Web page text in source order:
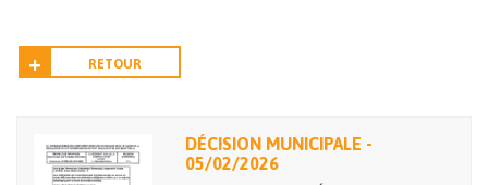
RETOUR
DÉCISION MUNICIPALE -
05/02/2026